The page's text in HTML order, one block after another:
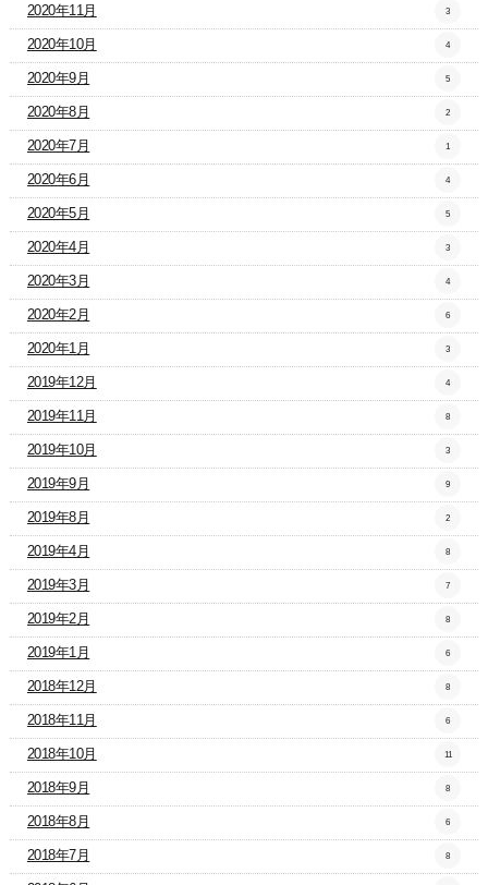
2020年11月 3
2020年10月 4
2020年9月 5
2020年8月 2
2020年7月 1
2020年6月 4
2020年5月 5
2020年4月 3
2020年3月 4
2020年2月 6
2020年1月 3
2019年12月 4
2019年11月 8
2019年10月 3
2019年9月 9
2019年8月 2
2019年4月 8
2019年3月 7
2019年2月 8
2019年1月 6
2018年12月 8
2018年11月 6
2018年10月 11
2018年9月 8
2018年8月 6
2018年7月 8